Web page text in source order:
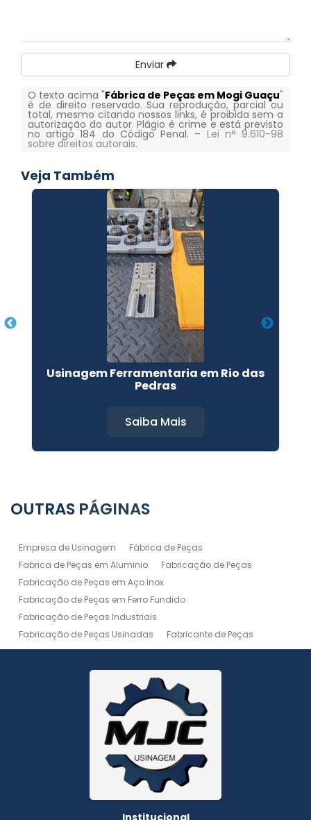
Enviar
O texto acima "Fábrica de Peças em Mogi Guaçu"
é de direito reservado. Sua reprodução, parcial ou
total, mesmo citando nossos links, é proibida sem a
autorização do autor. Plágio é crime e está previsto
no artigo 184 do Código Penal. – Lei n° 9.610-98
sobre direitos autorais.
Veja Também
Usinagem Ferramentaria em Rio das
Pedras
Saiba Mais
OUTRAS PÁGINAS
Empresa de Usinagem
Fábrica de Peças
Fabrica de Peças em Aluminio
Fabricação de Peças
Fabricação de Peças em Aço Inox
Fabricação de Peças em Ferro Fundido
Fabricação de Peças Industriais
Fabricação de Peças Usinadas
Fabricante de Peças
Fabricante de Peças de Máquinas
Manutenção de Máquina
Peças Usinadas
Serviço de Soldagem
Serviço de Usinagem
Serviço de Usinagem Pesada
Serviços de Usinagem CNC
Serviços de Usinagem de Peças
Serviços de Usinagem Tornearia e Solda
Usinagem
Usinagem Aluminio
Usinagem de Alta Precisão
Usinagem de Alumínio
Institucional